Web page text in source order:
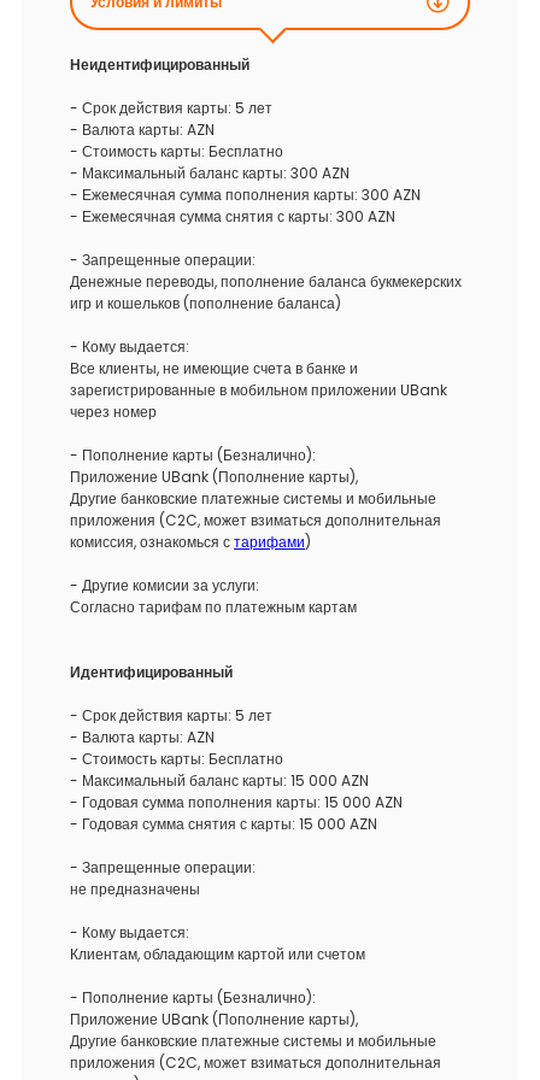
Неидентифицированный
- Срок действия карты: 5 лет
- Валюта карты: AZN
- Стоимость карты: Бесплатно
- Максимальный баланс карты: 300 AZN
- Ежемесячная сумма пополнения карты: 300 AZN
- Ежемесячная сумма снятия с карты: 300 AZN
- Запрещенные операции:
Денежные переводы, пополнение баланса букмекерских
игр и кошельков (пополнение баланса)
- Кому выдается:
Все клиенты, не имеющие счета в банке и
зарегистрированные в мобильном приложении UBank
через номер
- Пополнение карты (Безналично):
Приложение UBank (Пополнение карты),
Другие банковские платежные системы и мобильные
приложения (C2C, может взиматься дополнительная
комиссия, ознакомься старифами)
- Другие комисии за услуги:
Согласно тарифам по платежным картам
Идентифицированный
- Срок действия карты: 5 лет
- Валюта карты: AZN
- Стоимость карты: Бесплатно
- Максимальный баланс карты: 15 000 AZN
- Годовая сумма пополнения карты: 15 000 AZN
- Годовая сумма снятия с карты: 15 000 AZN
- Запрещенные операции:
не предназначены
- Кому выдается:
Клиентам, обладающим картой или счетом
- Пополнение карты (Безналично):
Приложение UBank (Пополнение карты),
Другие банковские платежные системы и мобильные
приложения (C2C, может взиматься дополнительная